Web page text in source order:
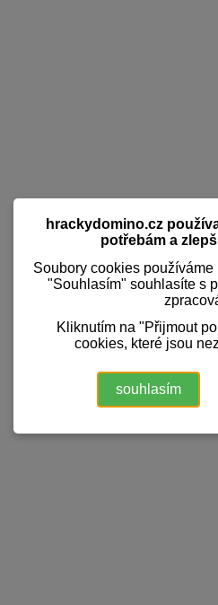
hrackydomino.cz
potřebám a
Soubory cookies
"Souhlasím" souhlasíte s
Kliknutím na "Přijmout
cookies, které jsou
souhlasím